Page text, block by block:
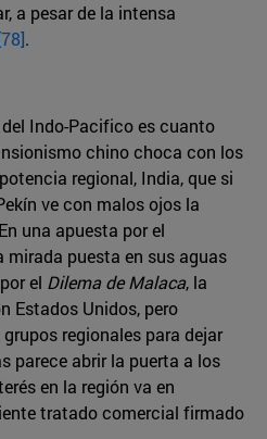
a pesar de la intensa
.
Indo-Pacifico es cuanto
chino choca con los
regional, India, que si
ve con malos ojos la
una apuesta por el
puesta en sus aguas
el Dilema de Malaca, la
Estados Unidos, pero
regionales para dejar
parece abrir la puerta a los
en la región va en
tratado comercial firmado